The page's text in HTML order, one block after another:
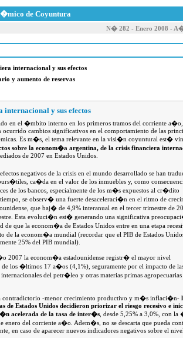
de Coyuntura
N� 282 - Enero 2008 -
internacional y sus efectos
y aumento de reservas
y sus efectos
en el �mbito interno en los primeros tramos del corriente a�o,
ocurrido cambios significativos en el comportamiento de las
Es m�s, el tema relevante en la visi�n coyuntural est�
sobre la econom�a argentina, de la crisis financiera
de 2007 en Estados Unidos.
negativos de la crisis en el mundo desarrollado se han
ca�da en el valor de los inmuebles y, como
de los bancos, especialmente de los m�s expuestos al cr�dito
se observ� una fuerte desaceleraci�n en el ritmo de
que baj� de 4,9% interanual en el tercer trimestre de
Esta evoluci�n est� generando una significativa
de que la econom�a de Estados Unidos entre en una etapa
de la econom�a mundial (recordar que el PIB de Estados
25% del PIB mundial).
2007 la econom�a estadounidense registr� el mayor nivel
los �ltimos 17 a�os (4,1%), seguramente por el impacto de
internacionales del petr�leo y otras materias primas agropecuarias
contradictorio -menor crecimiento productivo y m�s inflaci�n-
de Estados Unidos decidieron priorizar el riesgo recesivo e
acelerada de la tasa de inter�s , desde 5,25% a 3,0%, con
enero del corriente a�o. Adem�s, no se descarta que pueda
en caso de aparecer nuevos indicadores negativos sobre el